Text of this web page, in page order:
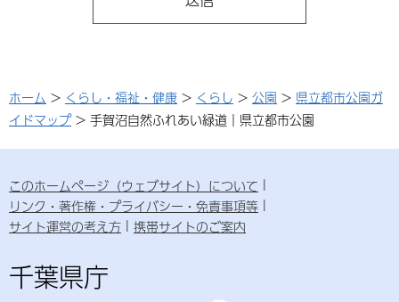
ホーム > くらし・福祉・健康 > くらし > 公園 > 県立都市公園ガ
イドマップ> 手賀沼自然ふれあい緑道｜県立都市公園
このホームページ（ウェブサイト）について
リンク・著作権・プライバシー・免責事項等
サイト運営の考え方
携帯サイトのご案内
千葉県庁